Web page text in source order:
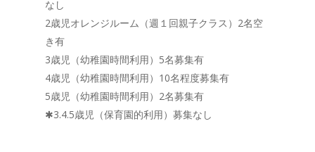
なし
2歳児オレンジルーム（週１回親子クラス）2名空
き有
3歳児（幼稚園時間利用）5名募集有
4歳児（幼稚園時間利用）10名程度募集有
5歳児（幼稚園時間利用）2名募集有
✱3.4.5歳児（保育園的利用）募集なし